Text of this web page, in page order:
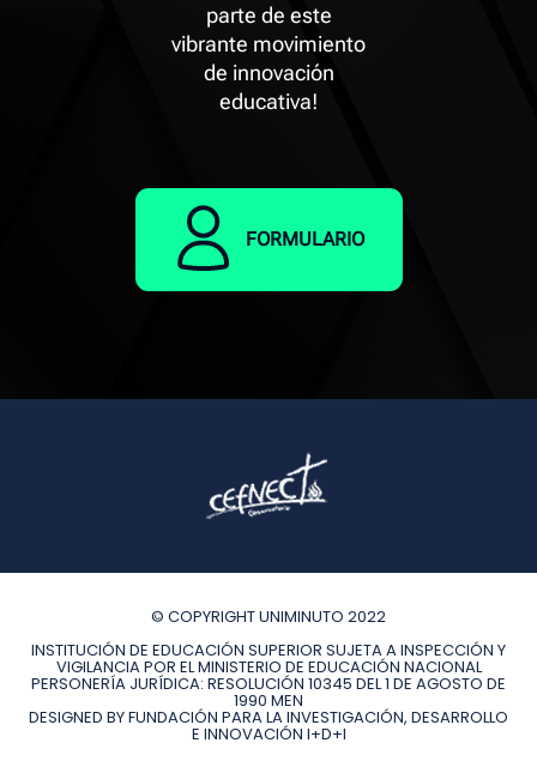
parte de este
vibrante movimiento
de innovación
educativa!
FORMULARIO
© COPYRIGHT UNIMINUTO 2022
INSTITUCIÓN DE EDUCACIÓN SUPERIOR SUJETA A INSPECCIÓN Y
VIGILANCIA POR EL MINISTERIO DE EDUCACIÓN NACIONAL
PERSONERÍA JURÍDICA: RESOLUCIÓN 10345 DEL 1 DE AGOSTO DE
1990 MEN
DESIGNED BY FUNDACIÓN PARA LA INVESTIGACIÓN, DESARROLLO
E INNOVACIÓN I+D+I